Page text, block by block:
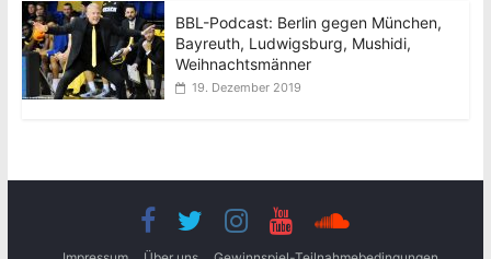
BBL-Podcast: Berlin gegen München,
Bayreuth, Ludwigsburg, Mushidi,
Weihnachtsmänner
19. Dezember 2019